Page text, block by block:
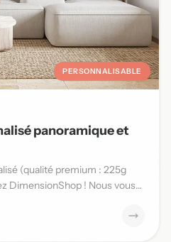
PERSONNALISABLE
panoramique et
(qualité premium : 225g
DimensionShop ! Nous vous